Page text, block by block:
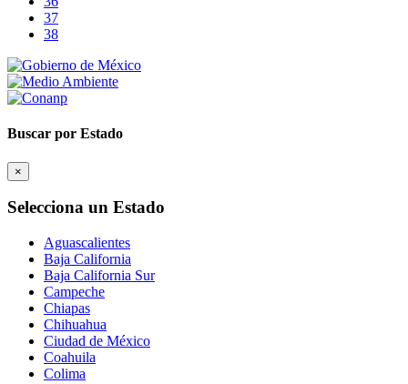
37
38
Buscar por Estado
×
Selecciona un Estado
Aguascalientes
Baja California
Baja California Sur
Campeche
Chiapas
Chihuahua
Ciudad de México
Coahuila
Colima